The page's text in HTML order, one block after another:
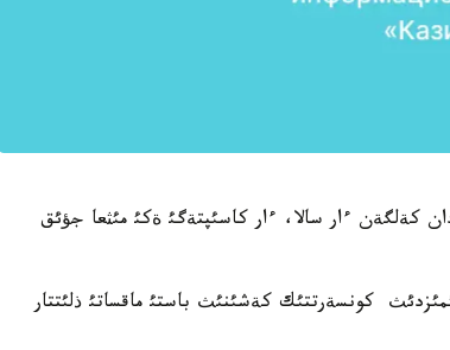
كةلگةن ءار سالا، ءار كاسئپتةگئ ةكئ مئثعا جؤئق
كونسةرتتئك كةشئنئث باستئ ماقساتئ ذلئتتار